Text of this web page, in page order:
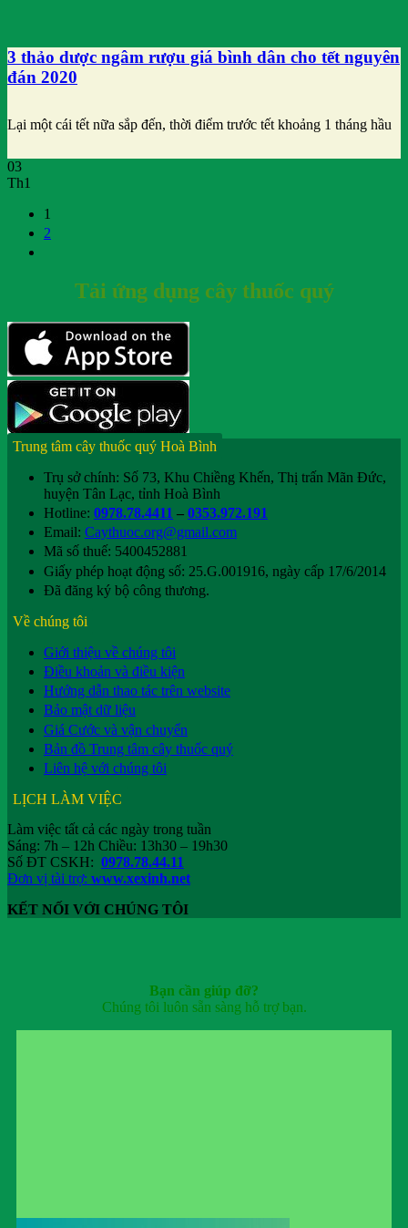
3 thảo dược ngâm rượu giá bình dân cho tết nguyên
đán 2020
Lại một cái tết nữa sắp đến, thời điểm trước tết khoảng 1 tháng hầu
03
Th1
1
2
Tải ứng dụng cây thuốc quý
Trung tâm cây thuốc quý Hoà Bình
Trụ sở chính: Số 73, Khu Chiềng Khến, Thị trấn Mãn Đức,
huyện Tân Lạc, tỉnh Hoà Bình
Hotline: 0978.78.4411 – 0353.972.191
Email: Caythuoc.org@gmail.com
Mã số thuế: 5400452881
Giấy phép hoạt động số: 25.G.001916, ngày cấp 17/6/2014
Đã đăng ký bộ công thương.
Về chúng tôi
Giới thiệu về chúng tôi
Điều khoản và điều kiện
Hướng dẫn thao tác trên website
Bảo mật dữ liệu
Giá Cước và vận chuyển
Bản đồ Trung tâm cây thuốc quý
Liên hệ với chúng tôi
LỊCH LÀM VIỆC
Làm việc tất cả các ngày trong tuần
Sáng: 7h – 12h Chiều: 13h30 – 19h30
Số ĐT CSKH: 0978.78.44.11
Đơn vị tài trợ: www.xexinh.net
KẾT NỐI VỚI CHÚNG TÔI
Bạn cần giúp đỡ?
Chúng tôi luôn sẵn sàng hỗ trợ bạn.